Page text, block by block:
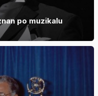
po muzikalu